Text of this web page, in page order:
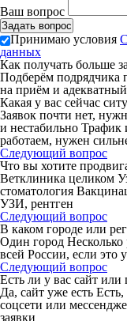
Ваш вопрос
Принимаю условия
данных
Как получать больше
Подберём подрядчика
на приём и
Какая у вас сейчас
Заявок почти нет,
и нестабильно Трафик
работаем, нужен
Следующий вопрос
Что вы хотите
Ветклиника целиком
стоматология
УЗИ, рентген
Следующий вопрос
В каком городе или
Один город
всей России, если это
Следующий вопрос
Есть ли у вас сайт или
Да, сайт уже есть
соцсети или
заявки